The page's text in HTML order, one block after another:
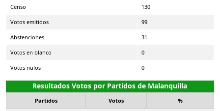
Censo 130
Votos emitidos 99
Abstenciones 31
Votos en blanco 0
Votos nulos 0
Resultados Votos por Partidos de Malanquilla
Partidos Votos %